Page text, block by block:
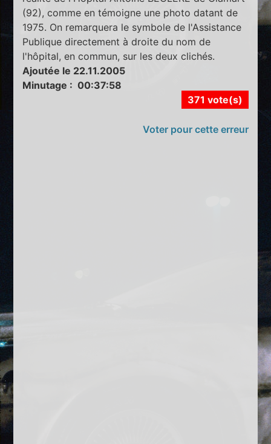
(92), comme en témoigne une photo datant de
1975. On remarquera le symbole de l'Assistance
Publique directement à droite du nom de
l'hôpital, en commun, sur les deux clichés.
Ajoutée le 22.11.2005
Minutage : 00:37:58
371 vote(s)
Voter pour cette erreur